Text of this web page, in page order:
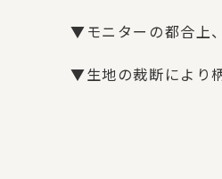
▼モニターの都合上
▼生地の裁断により